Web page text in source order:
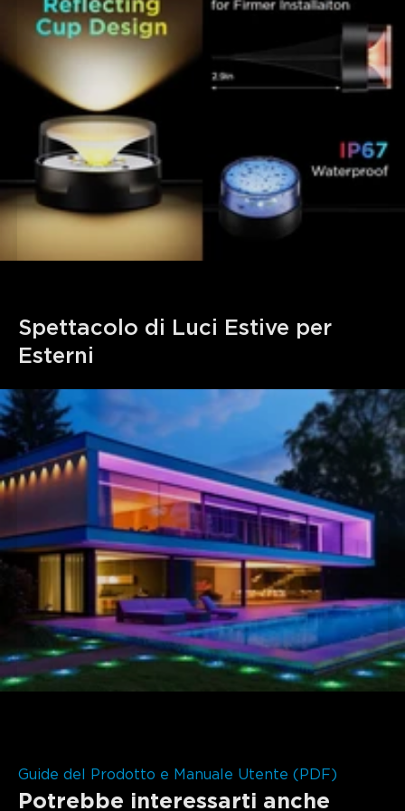
Spettacolo di Luci Estive per
Esterni
Guide del Prodotto e Manuale Utente (PDF)
Potrebbe interessarti anche